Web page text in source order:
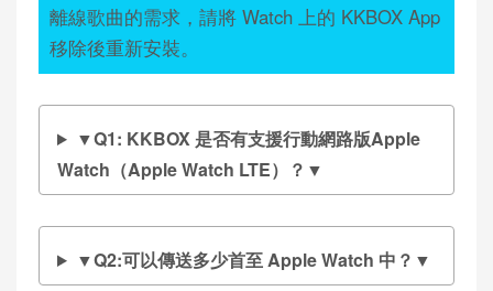
離線歌曲的需求，請將 Watch 上的 KKBOX App
移除後重新安裝。
▼Q1: KKBOX 是否有支援行動網路版Apple
Watch（Apple Watch LTE）？▼
▼Q2:可以傳送多少首至 Apple Watch 中？▼